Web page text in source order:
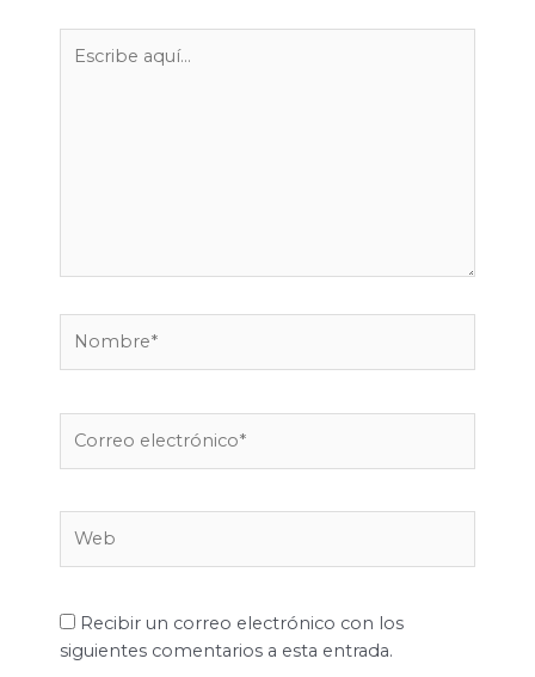
aquí...
electrónico*
Recibir un correo electrónico con los
siguientes comentarios a esta entrada.